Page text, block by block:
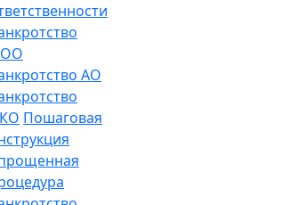
АО
Пошаговая